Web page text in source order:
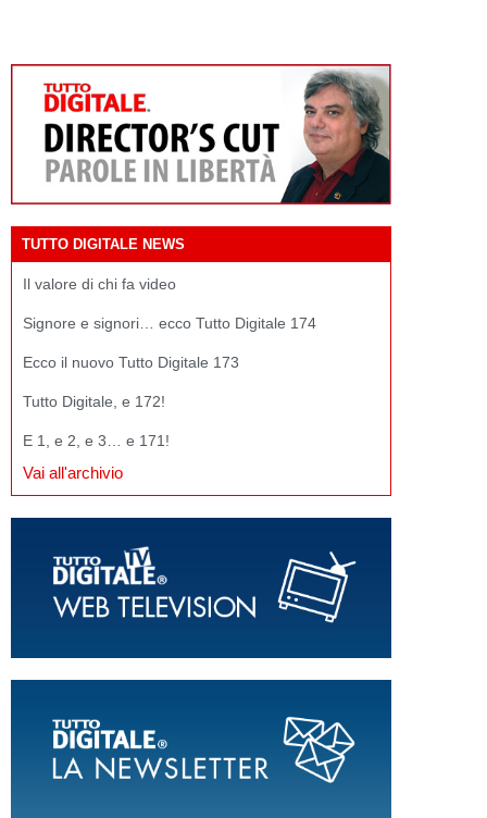
TUTTO DIGITALE NEWS
Il valore di chi fa video
Signore e signori… ecco Tutto Digitale 174
Ecco il nuovo Tutto Digitale 173
Tutto Digitale, e 172!
E 1, e 2, e 3… e 171!
Vai all'archivio